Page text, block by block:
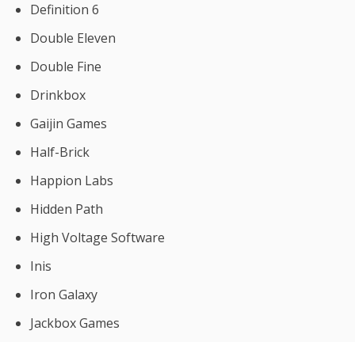
Definition 6
Double Eleven
Double Fine
Drinkbox
Gaijin Games
Half-Brick
Happion Labs
Hidden Path
High Voltage Software
Inis
Iron Galaxy
Jackbox Games